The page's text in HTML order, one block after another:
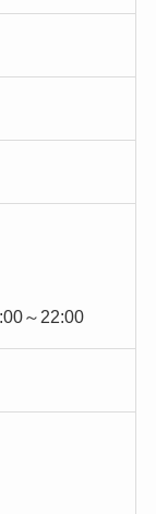
～22:00